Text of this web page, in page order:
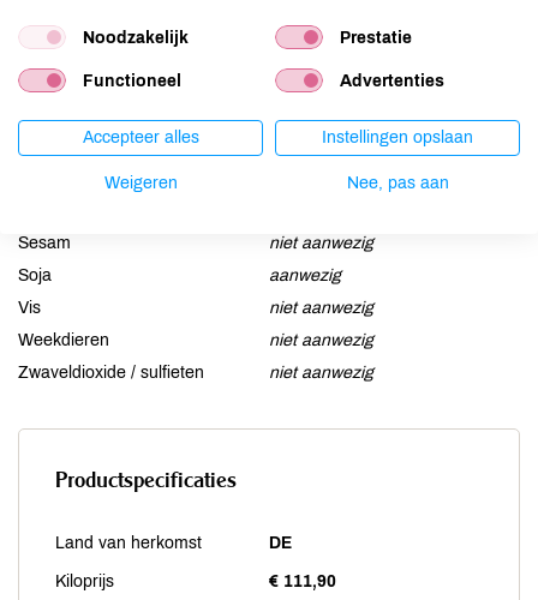
Gluten
niet aanwezig
Lactose
niet aanwezig
Lupine
niet aanwezig
Mosterd
kan bevatten
Noten
niet aanwezig
Schaaldieren
niet aanwezig
Sesam
niet aanwezig
Soja
aanwezig
Vis
niet aanwezig
Weekdieren
niet aanwezig
Zwaveldioxide / sulfieten
niet aanwezig
Productspecificaties
Land van herkomst DE
Kiloprijs € 111,90
Noodzakelijk Prestatie
Functioneel Advertenties
Accepteer alles Instellingen opslaan
Weigeren Nee, pas aan